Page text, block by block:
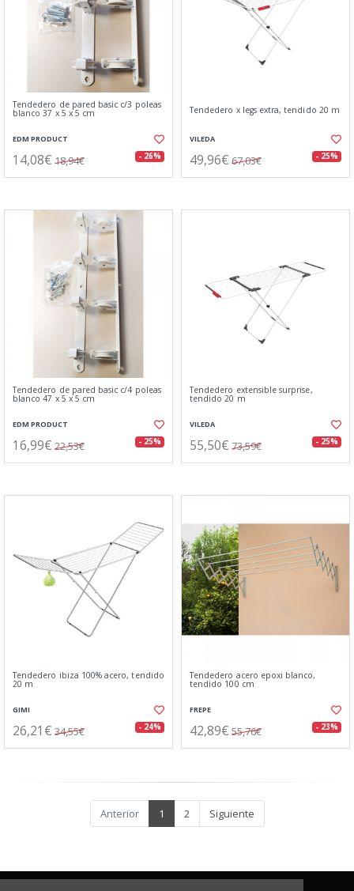
Tendedero de pared basic c/3 poleas
blanco 37 x 5 x 5 cm
EDM PRODUCT
14,08€ 18,94€ - 26%
Tendedero x legs extra, tendido 20 m
VILEDA
49,96€ 67,03€ - 25%
Tendedero de pared basic c/4 poleas
blanco 47 x 5 x 5 cm
EDM PRODUCT
16,99€ 22,53€ - 25%
Tendedero extensible surprise,
tendido 20 m
VILEDA
55,50€ 73,59€ - 25%
Tendedero ibiza 100% acero, tendido
20 m
GIMI
26,21€ 34,55€ - 24%
Tendedero acero epoxi blanco,
tendido 100 cm
FREPE
42,89€ 55,76€ - 23%
Anterior 1 2 Siguiente